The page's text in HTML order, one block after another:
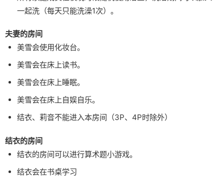
一起洗（每天只能洗澡1次）。
夫妻的房间
美雪会使用化妆台。
美雪会在床上读书。
美雪会在床上睡眠。
美雪会在床上自娱自乐。
结衣、莉音不能进入本房间（3P、4P时除外）
结衣的房间
结衣的房间可以进行算术题小游戏。
结衣会在书桌学习